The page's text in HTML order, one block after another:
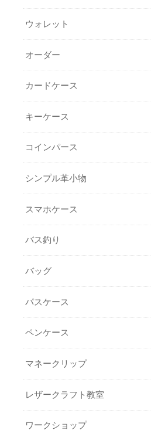
ウォレット
オーダー
カードケース
キーケース
コインパース
シンプル革小物
スマホケース
バス釣り
バッグ
パスケース
ペンケース
マネークリップ
レザークラフト教室
ワークショップ